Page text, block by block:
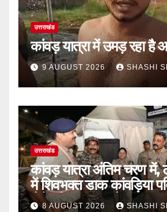
उत्तराखंड
कांवड़ यात्रा में उमड़ रहा है
9 AUGUST 2026 SHASHI
उत्तराखंड
कांवड़ यात्रा अंतिम चरण में,
में शिवभक्त डाक कांवड़िया
लेने हरिद्वार पहुंच रहे
8 AUGUST 2026 SHASHI